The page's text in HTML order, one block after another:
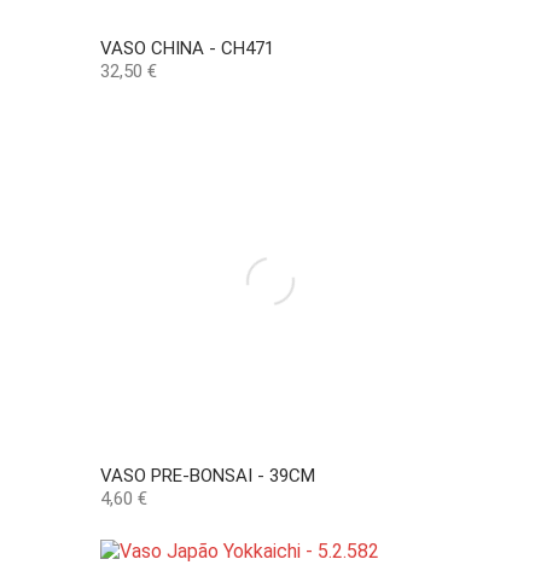
VASO CHINA - CH471
Preço
32,50 €
VASO PRE-BONSAI - 39CM
Preço
4,60 €